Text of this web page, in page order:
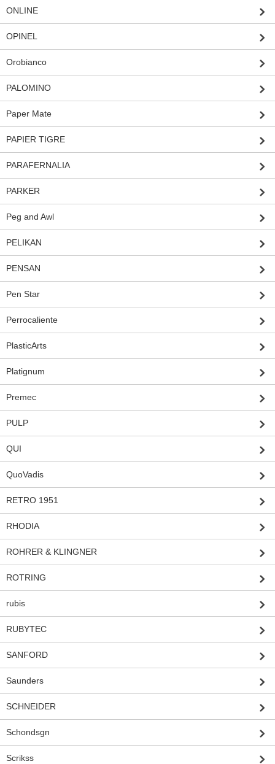
ONLINE
OPINEL
Orobianco
PALOMINO
Paper Mate
PAPIER TIGRE
PARAFERNALIA
PARKER
Peg and Awl
PELIKAN
PENSAN
Pen Star
Perrocaliente
PlasticArts
Platignum
Premec
PULP
QUI
QuoVadis
RETRO 1951
RHODIA
ROHRER & KLINGNER
ROTRING
rubis
RUBYTEC
SANFORD
Saunders
SCHNEIDER
Schondsgn
Scrikss